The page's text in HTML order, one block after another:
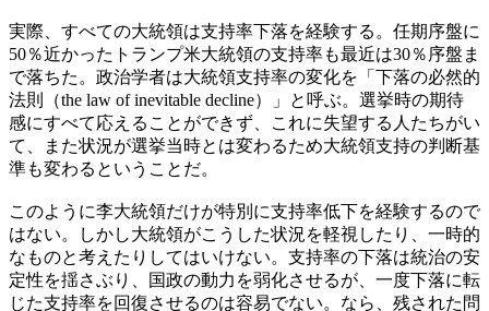
実際、すべての大統領は支持率下落を経験する。任期序盤に
50％近かったトランプ米大統領の支持率も最近は30％序盤ま
で落ちた。政治学者は大統領支持率の変化を「下落の必然的
法則（the law of inevitable decline）」と呼ぶ。選挙時の期待
感にすべて応えることができず、これに失望する人たちがい
て、また状況が選挙当時とは変わるため大統領支持の判断基
準も変わるということだ。
このように李大統領だけが特別に支持率低下を経験するので
はない。しかし大統領がこうした状況を軽視したり、一時的
なものと考えたりしてはいけない。支持率の下落は統治の安
定性を揺さぶり、国政の動力を弱化させるが、一度下落に転
じた支持率を回復させるのは容易でない。なら、残された問